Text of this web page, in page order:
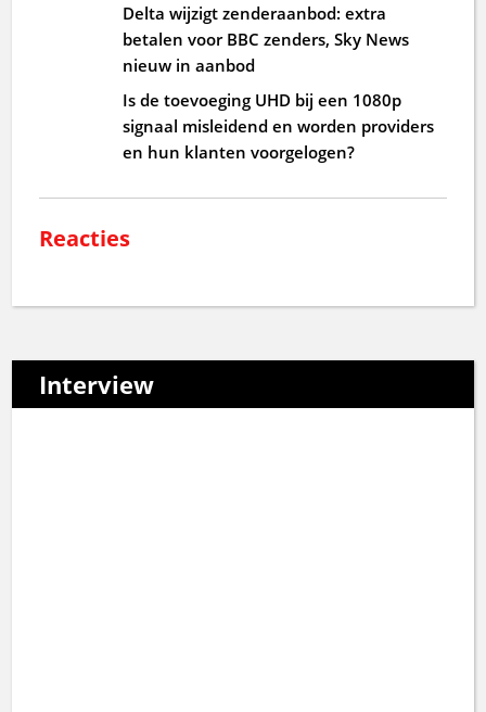
Delta wijzigt zenderaanbod: extra
betalen voor BBC zenders, Sky News
nieuw in aanbod
Is de toevoeging UHD bij een 1080p
signaal misleidend en worden providers
en hun klanten voorgelogen?
Reacties
Interview